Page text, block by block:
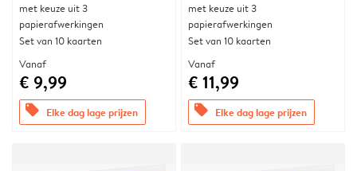
met keuze uit 3
papierafwerkingen
Set van 10 kaarten
Vanaf
€ 9,99
offers Elke dag lage prijzen
met keuze uit 3
papierafwerkingen
Set van 10 kaarten
Vanaf
€ 11,99
offers Elke dag lage prijzen